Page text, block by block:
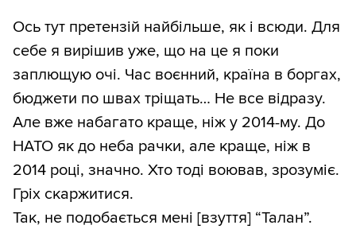
Ось тут претензій найбільше, як і всюди. Для
себе я вирішив уже, що на це я поки
заплющую очі. Час воєнний, країна в боргах,
бюджети по швах тріщать… Не все відразу.
Але вже набагато краще, ніж у 2014-му. До
НАТО як до неба рачки, але краще, ніж в
2014 році, значно. Хто тоді воював, зрозуміє.
Гріх скаржитися.
Так, не подобається мені [взуття] “Талан”.